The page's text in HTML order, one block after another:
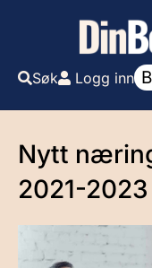
Søk Logg inn
Nytt
2021-2023